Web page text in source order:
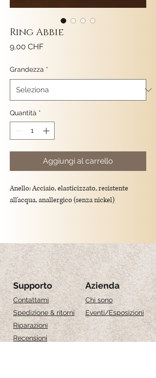
Ring Abbie
9,00 CHFPrezzo
Grandezza *
Quantità *
Aggiungi al carrello
Anello: Acciaio, elasticizzato, resistente
all'acqua, anallergico (senza nickel)
M 18-19
Supporto
Contattami
Spedizione & ritorni
Riparazioni
Recensioni
Azienda
Chi sono
Eventi/Esposizioni